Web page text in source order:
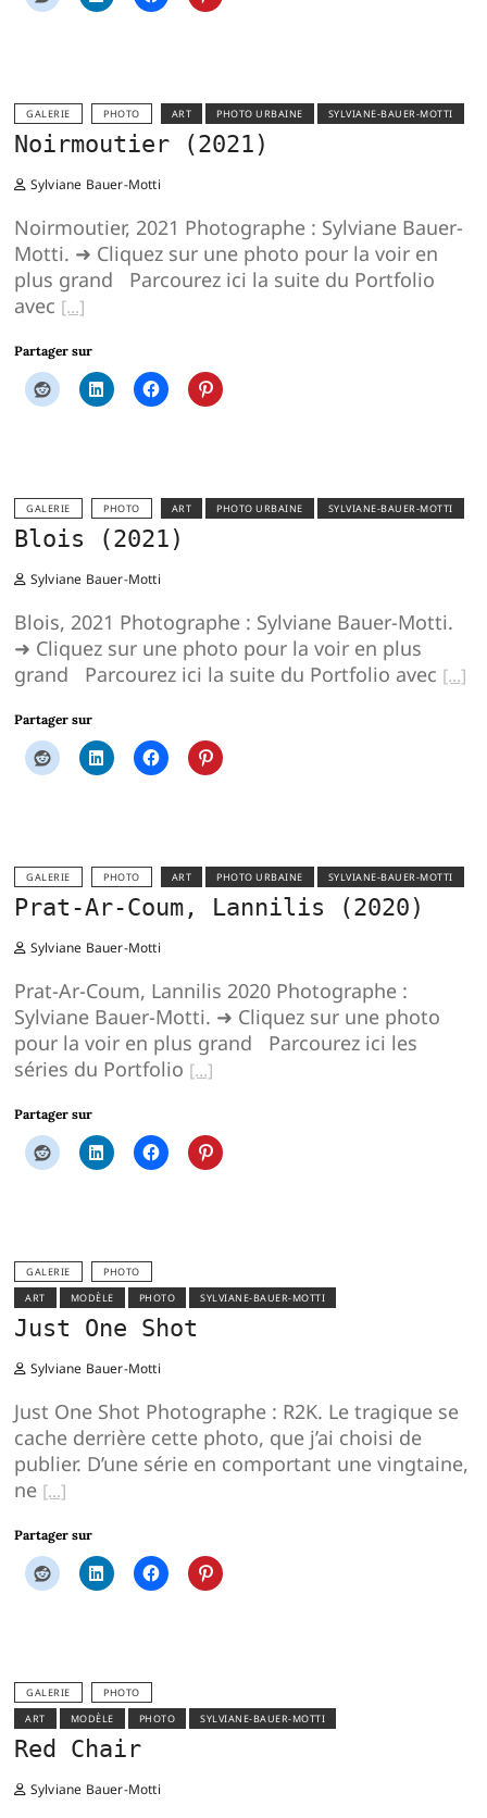
GALERIE PHOTO ART PHOTO URBAINE SYLVIANE-BAUER-MOTTI
Noirmoutier (2021)
Sylviane Bauer-Motti
Noirmoutier, 2021 Photographe : Sylviane Bauer-
Motti. ➜ Cliquez sur une photo pour la voir en
plus grand Parcourez ici la suite du Portfolio
avec
Partager sur
GALERIE PHOTO ART PHOTO URBAINE SYLVIANE-BAUER-MOTTI
Blois (2021)
Sylviane Bauer-Motti
Blois, 2021 Photographe : Sylviane Bauer-Motti.
➜ Cliquez sur une photo pour la voir en plus
grand Parcourez ici la suite du Portfolio avec
Partager sur
GALERIE PHOTO ART PHOTO URBAINE SYLVIANE-BAUER-MOTTI
Prat-Ar-Coum, Lannilis (2020)
Sylviane Bauer-Motti
Prat-Ar-Coum, Lannilis 2020 Photographe :
Sylviane Bauer-Motti. ➜ Cliquez sur une photo
pour la voir en plus grand Parcourez ici les
séries du Portfolio
Partager sur
GALERIE
PHOTO
ART
MODÈLE PHOTO SYLVIANE-BAUER-MOTTI
Just One Shot
Sylviane Bauer-Motti
Just One Shot Photographe : R2K. Le tragique se
cache derrière cette photo, que j’ai choisi de
publier. D’une série en comportant une vingtaine,
ne
Partager sur
GALERIE
PHOTO
ART
MODÈLE PHOTO SYLVIANE-BAUER-MOTTI
Red Chair
Sylviane Bauer-Motti